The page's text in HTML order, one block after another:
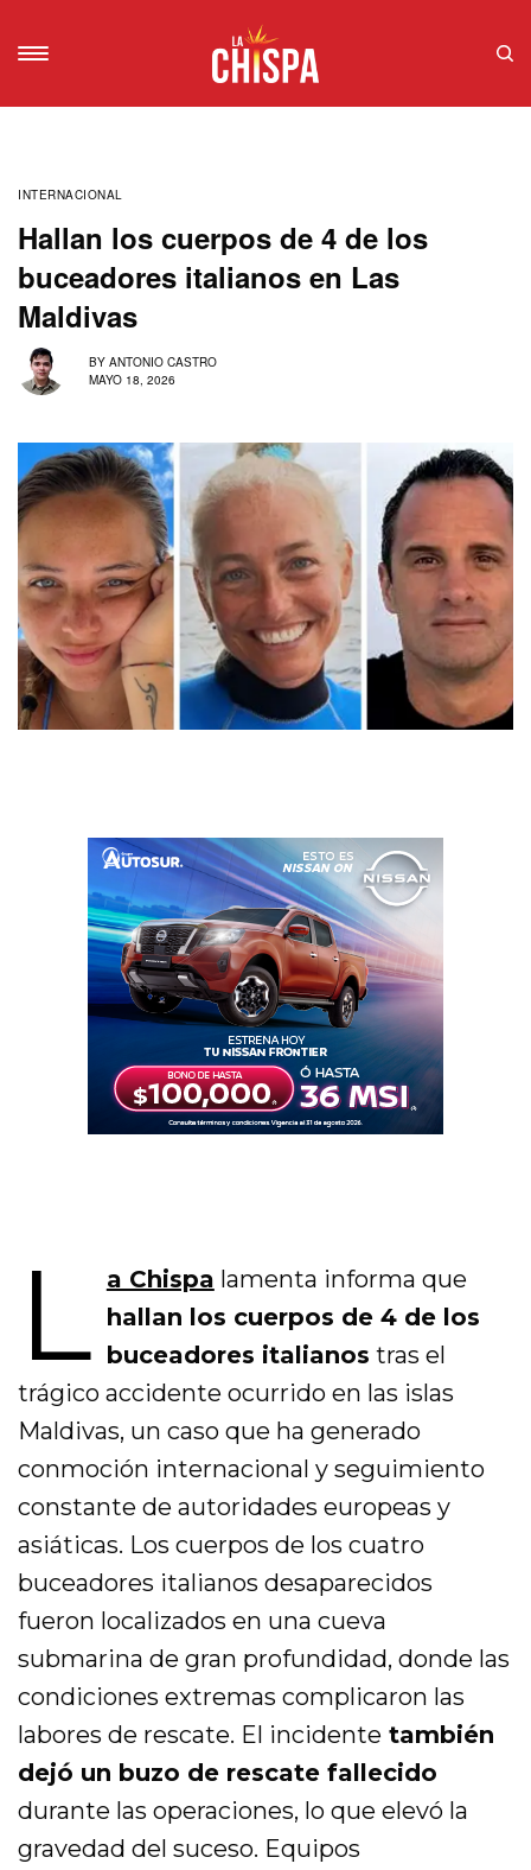
INTERNACIONAL
Hallan los cuerpos de 4 de los
buceadores italianos en Las
Maldivas
BY ANTONIO CASTRO
MAYO 18, 2026
L a Chispa lamenta informa que
hallan los cuerpos de 4 de los
buceadores italianos tras el
trágico accidente ocurrido en las islas
Maldivas, un caso que ha generado
conmoción internacional y seguimiento
constante de autoridades europeas y
asiáticas. Los cuerpos de los cuatro
buceadores italianos desaparecidos
fueron localizados en una cueva
submarina de gran profundidad, donde las
condiciones extremas complicaron las
labores de rescate. El incidente también
dejó un buzo de rescate fallecido
durante las operaciones, lo que elevó la
gravedad del suceso. Equipos